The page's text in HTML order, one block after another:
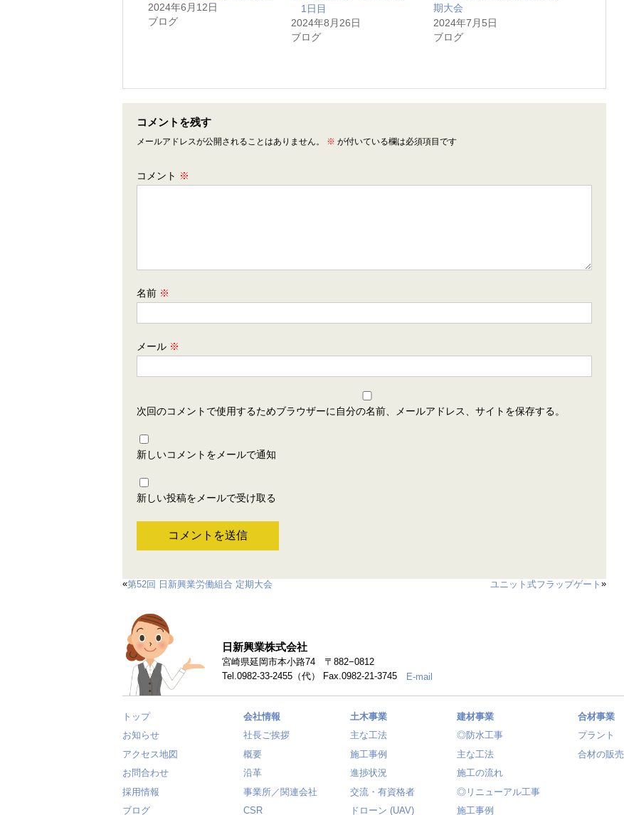
2024年6月12日
ブログ
1日目
2024年8月26日
ブログ
期大会
2024年7月5日
ブログ
コメントを残す
メールアドレスが公開されることはありません。 ※ が付いている欄は必須項目です
コメント ※
名前 ※
メール ※
次回のコメントで使用するためブラウザーに自分の名前、メールアドレス、サイトを保存する。
新しいコメントをメールで通知
新しい投稿をメールで受け取る
«第52回 日新興業労働組合 定期大会 ユニット式フラップゲート »
日新興業株式会社
宮崎県延岡市本小路74 〒882−0812
Tel.0982-33-2455（代） Fax.0982-21-3745 E-mail
トップ
お知らせ
アクセス地図
お問合わせ
採用情報
ブログ
会社情報
社長ご挨拶
概要
沿革
事業所／関連会社
CSR
土木事業
主な工法
施工事例
進捗状況
交流・有資格者
ドローン (UAV)
建材事業
◎防水工事
主な工法
施工の流れ
◎リニューアル工事
施工事例
合材事業
プラント
合材の販売